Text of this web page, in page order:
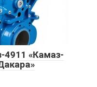
4911 «Камаз-